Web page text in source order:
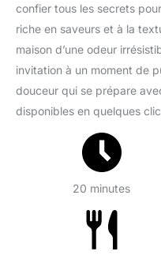
confier tous les secrets
riche en saveurs et à la
maison d’une odeur
invitation à un moment de
douceur qui se prépare
disponibles en quelques
20 minutes